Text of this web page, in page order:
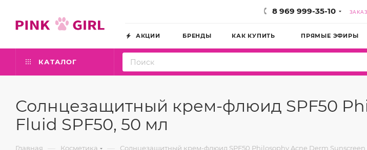
8 969 999-35-10
АКЦИИ БРЕНДЫ КАК КУПИТЬ ПРЯМЫЕ ЭФИРЫ
КАТАЛОГ
Солнцезащитный крем-флюид SPF50
Fluid SPF50, 50 мл
Главная Косметика Солнцезащитный крем-флюид SPF50 Philosophy Acne Derm Sunscreen